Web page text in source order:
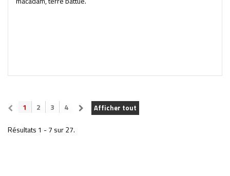
Afficher tout
1 2 3 4
Résultats 1 - 7 sur 27.